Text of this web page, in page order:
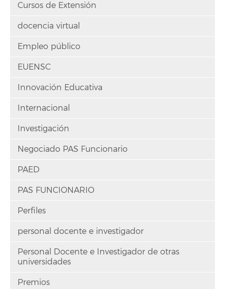
Cursos de Extensión
docencia virtual
Empleo público
EUENSC
Innovación Educativa
Internacional
Investigación
Negociado PAS Funcionario
PAED
PAS FUNCIONARIO
Perfiles
personal docente e investigador
Personal Docente e Investigador de otras
universidades
Premios